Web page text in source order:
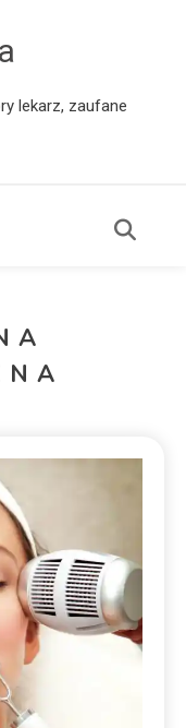
lekarz, zaufane